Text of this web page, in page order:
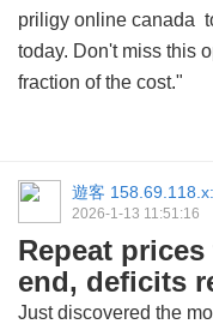
priligy online canada
today. Don't miss this
fraction of the cost."
遊客
2026-1-13 11:51:16
Repeat
end, deficits
Just discovered the